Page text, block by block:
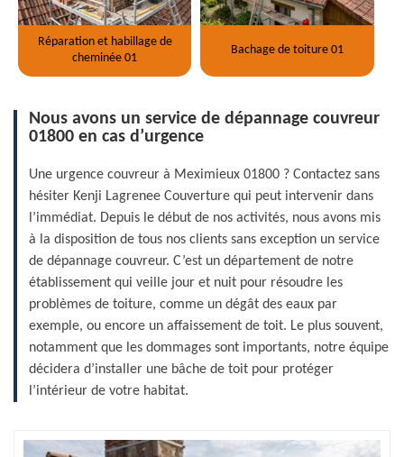
Réparation et habillage de
cheminée 01
Bachage de toiture 01
Nous avons un service de dépannage couvreur
01800 en cas d’urgence
Une urgence couvreur à Meximieux 01800 ? Contactez sans
hésiter Kenji Lagrenee Couverture qui peut intervenir dans
l’immédiat. Depuis le début de nos activités, nous avons mis
à la disposition de tous nos clients sans exception un service
de dépannage couvreur. C’est un département de notre
établissement qui veille jour et nuit pour résoudre les
problèmes de toiture, comme un dégât des eaux par
exemple, ou encore un affaissement de toit. Le plus souvent,
notamment que les dommages sont importants, notre équipe
décidera d’installer une bâche de toit pour protéger
l’intérieur de votre habitat.